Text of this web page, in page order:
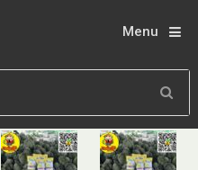
Menu